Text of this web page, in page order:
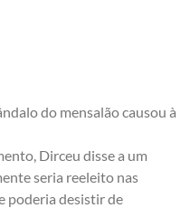
do mensalão causou à
Dirceu disse a um
seria reeleito nas
poderia desistir de